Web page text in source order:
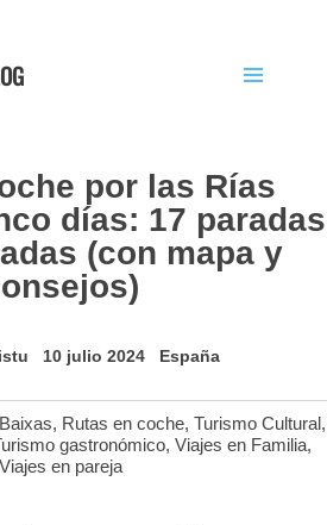
por las Rías
días: 17 paradas
(con mapa y
10 julio 2024 España
, Rutas en coche, Turismo Cultural,
gastronómico, Viajes en Familia,
Viajes en pareja